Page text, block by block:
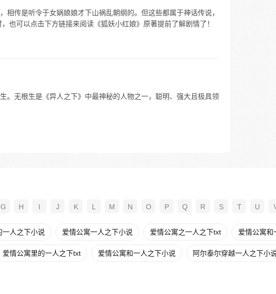
相传是听令于女娲娘娘才下山祸乱朝纲的。但这些都属于神话传说，
也可以点击下方链接来阅读《狐妖小红娘》原著提前了解剧情了！
。无根生是《异人之下》中最神秘的人物之一，聪明、强大且极具领
G H I J K L M N O P Q R S T U
一人之下小说 爱情公寓一人之下小说 爱情公寓之一人之下txt 爱情公寓和
爱情公寓里的一人之下txt 爱情公寓和一人之下小说 阿尔泰尔穿越一人之下小